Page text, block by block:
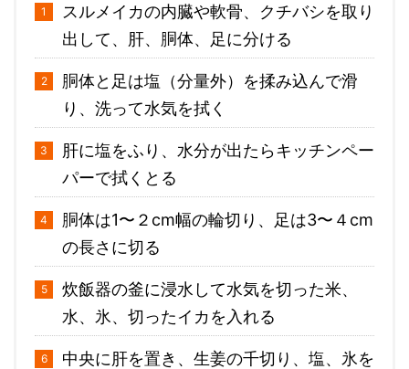
スルメイカの内臓や軟骨、クチバシを取り
出して、肝、胴体、足に分ける
胴体と足は塩（分量外）を揉み込んで滑
り、洗って水気を拭く
肝に塩をふり、水分が出たらキッチンペー
パーで拭くとる
胴体は1〜２cm幅の輪切り、足は3〜４cm
の長さに切る
炊飯器の釜に浸水して水気を切った米、
水、氷、切ったイカを入れる
中央に肝を置き、生姜の千切り、塩、氷を